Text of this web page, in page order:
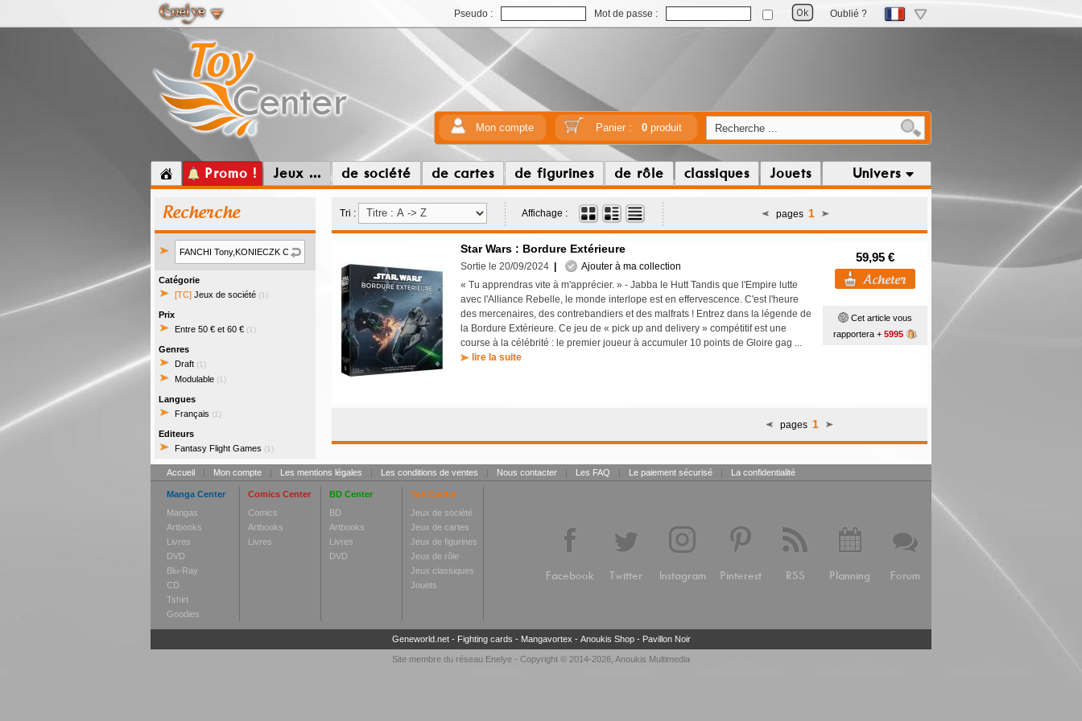
Pseudo : Mot de passe : Oublié ?
Mon compte Panier : 0produit
Promo ! Jeux ... de société de cartes de figurines de rôle classiques Jouets Univers
Recherche
Catégorie
[TC] Jeux de société (1)
Prix
Entre 50 € et 60 € (1)
Genres
Draft (1)
Modulable (1)
Langues
Français (1)
Editeurs
Fantasy Flight Games (1)
Tri : Affichage : pages 1
Star Wars : Bordure Extérieure
Sortie le 20/09/2024
Ajouter à ma collection
« Tu apprendras vite à m'apprécier. » - Jabba le Hutt Tandis que l'Empire lutte
avec l'Alliance Rebelle, le monde interlope est en effervescence. C'est l'heure
des mercenaires, des contrebandiers et des malfrats ! Entrez dans la légende de
la Bordure Extérieure. Ce jeu de « pick up and delivery » compétitif est une
course à la célébrité : le premier joueur à accumuler 10 points de Gloire gag ...
lire la suite
59,95 €
Cet article vous
rapportera + 5995
pages 1
Accueil | Mon compte | Les mentions légales | Les conditions de ventes | Nous contacter | Les FAQ | Le paiement sécurisé | La confidentialité
Manga Center
Mangas
Artbooks
Livres
DVD
Blu-Ray
CD
Tshirt
Goodies
Comics Center
Comics
Artbooks
Livres
BD Center
BD
Artbooks
Livres
DVD
Toy Center
Jeux de société
Jeux de cartes
Jeux de figurines
Jeux de rôle
Jeux classiques
Jouets
Facebook Twitter Instagram Pinterest RSS Planning Forum
Geneworld.net- Fighting cards - Mangavortex - Anoukis Shop- Pavillon Noir
Site membre du réseau Enelye - Copyright © 2014-2026, Anoukis Multimedia